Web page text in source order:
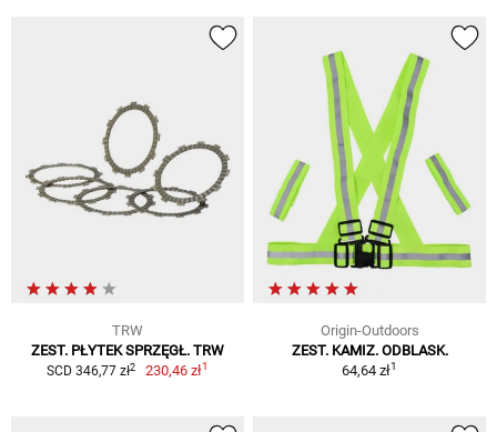
TRW
ZEST. PŁYTEK SPRZĘGŁ. TRW
SCD 346,77 zł2 230,46 zł1
Origin-Outdoors
ZEST. KAMIZ. ODBLASK.
64,64 zł1